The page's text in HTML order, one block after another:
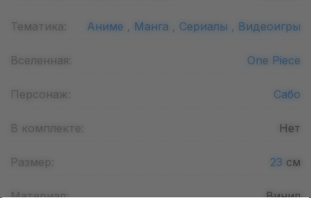
Тематика: Аниме , Манга , Сериалы , Видеоигры
Вселенная: One Piece
Персонаж: Сабо
В комплекте: Нет
Размер: 23 см